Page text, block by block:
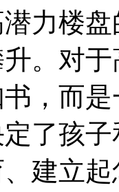
楼盘
。对
，而
了孩子
、建